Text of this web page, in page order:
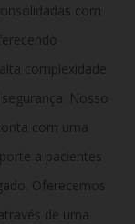
com
complexidade
Nosso
com uma
a pacientes
Oferecemos
de uma